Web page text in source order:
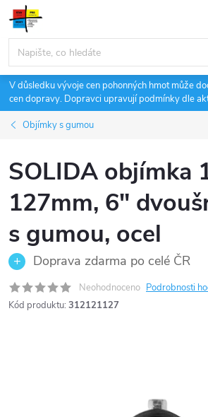
Přejít
obsah
V důsledku vývoje cen pohonných hmot může
cen dopravy. Dopravci upravují podmínky dle
Objímky s gumou
SOLIDA objímka
127mm, 6"
s gumou, ocel
Doprava zdarma po celé ČR
Neohodnoceno Podrobnosti
Kód produktu: 312121127